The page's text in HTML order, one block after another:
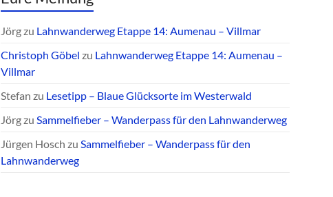
Jörgzu Lahnwanderweg Etappe 14: Aumenau – Villmar
Christoph Göbel zu Lahnwanderweg Etappe 14: Aumenau –
Villmar
Stefan zu Lesetipp – Blaue Glücksorte im Westerwald
Jörgzu Sammelfieber – Wanderpass für den Lahnwanderweg
Jürgen Hosch zu Sammelfieber – Wanderpass für den
Lahnwanderweg